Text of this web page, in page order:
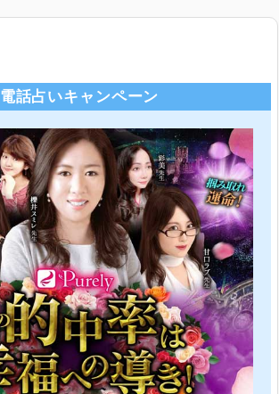
電話占いキャンペーン